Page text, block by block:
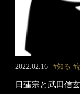
2022.02.16 知る
日蓮宗と武田信玄